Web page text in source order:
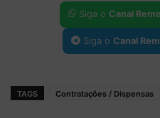
Siga o Canal
Siga o Canal
TAGS Contratações / Dispensas